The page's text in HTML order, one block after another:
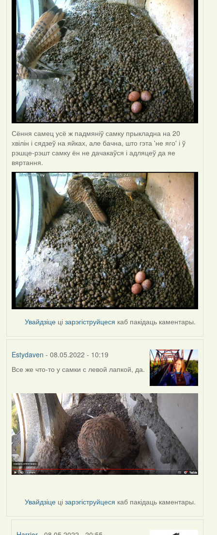
Сёння самец усё ж падмяніў самку прыкладна на 20
хвілін і сядзеў на яйках, але бачна, што гэта 'не яго' і ў
рэшце-рэшт самку ён не дачакаўся і адляцеў да яе
вяртання.
Увайдзіце цізарэгіструйцеся каб пакідаць каментары.
Estydaven - 08.05.2022 - 10:19
Все же что-то у самки с левой лапкой, да.
Увайдзіце цізарэгіструйцеся каб пакідаць каментары.